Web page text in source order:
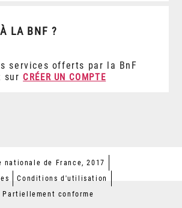
LA BNF ?
services offerts par la BnF
sur CRÉER UN COMPTE
de France, 2017
Conditions d'utilisation
conforme